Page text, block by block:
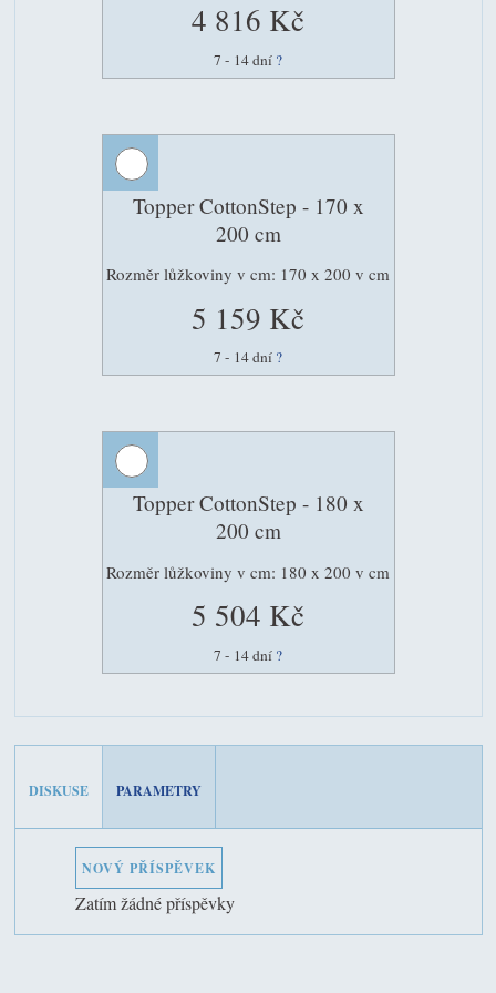
4 816 Kč
7 - 14 dní ?
Topper CottonStep - 170 x
200 cm
Rozměr lůžkoviny v cm: 170 x 200 v cm
5 159 Kč
7 - 14 dní ?
Topper CottonStep - 180 x
200 cm
Rozměr lůžkoviny v cm: 180 x 200 v cm
5 504 Kč
7 - 14 dní ?
DISKUSE PARAMETRY
NOVÝ PŘÍSPĚVEK
Zatím žádné příspěvky